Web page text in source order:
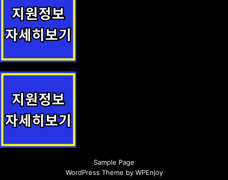
Sample Page
WordPress Theme by WPEnjoy